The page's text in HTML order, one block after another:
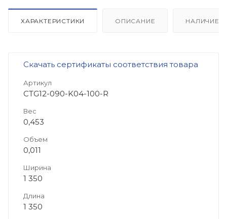
ХАРАКТЕРИСТИКИ ОПИСАНИЕ НАЛИЧИЕ
Скачать сертификаты соответствия товара
Артикул
CTG12-090-K04-100-R
Вес
0,453
Объем
0,011
Ширина
1 350
Длина
1 350